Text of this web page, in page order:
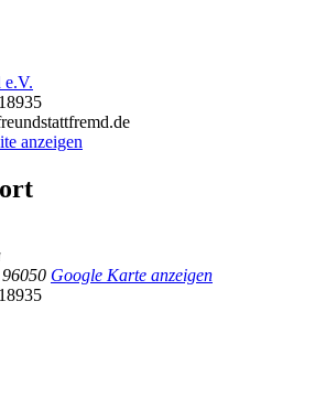
e.V.
anzeigen
96050 Google Karte anzeigen